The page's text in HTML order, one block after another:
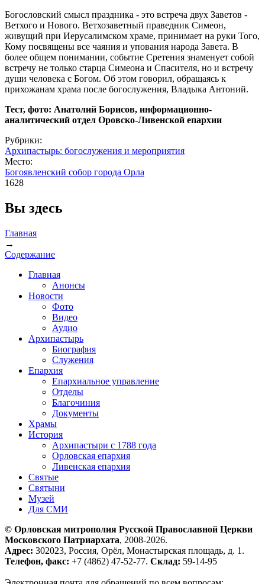
Богословский смысл праздника - это встреча двух Заветов -
Ветхого и Нового. Ветхозаветный праведник Симеон,
живущий при Иерусалимском храме, принимает на руки Того,
Кому посвящены все чаяния и упования народа Завета. В
более общем понимании, событие Сретения знаменует собой
встречу не только старца Симеона и Спасителя, но и встречу
души человека с Богом. Об этом говорил, обращаясь к
прихожанам храма после богослужения, Владыка Антоний.
Тест, фото: Анатолий Борисов, информационно-
аналитический отдел Оровско-Ливенской епархии
Рубрики:
Архипастырь: богослужения и мероприятия
Место:
Богоявленский собор города Орла
1628
Вы здесь
Главная
→
Содержание
Главная
Анонсы
Новости
Фото
Видео
Аудио
Архипастырь
Биография
Служения
Епархия
Епархиальное управление
Отделы
Благочиния
Документы
Храмы
История
Архипастыри с 1788 года
Орловская епархия
Ливенская епархия
Святые
Святыни
Музей
Для СМИ
© Орловская митрополия Русской Православной Церкви
Московского Патриархата, 2008-2026.
Адрес: 302023, Россия, Орёл, Монастырская площадь, д. 1.
Телефон, факс: +7 (4862) 47-52-77. Склад: 59-14-95